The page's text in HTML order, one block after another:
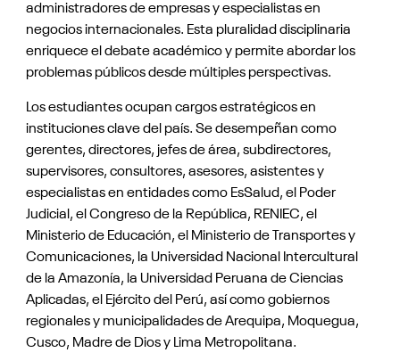
administradores de empresas y especialistas en
negocios internacionales. Esta pluralidad disciplinaria
enriquece el debate académico y permite abordar los
problemas públicos desde múltiples perspectivas.
Los estudiantes ocupan cargos estratégicos en
instituciones clave del país. Se desempeñan como
gerentes, directores, jefes de área, subdirectores,
supervisores, consultores, asesores, asistentes y
especialistas en entidades como EsSalud, el Poder
Judicial, el Congreso de la República, RENIEC, el
Ministerio de Educación, el Ministerio de Transportes y
Comunicaciones, la Universidad Nacional Intercultural
de la Amazonía, la Universidad Peruana de Ciencias
Aplicadas, el Ejército del Perú, así como gobiernos
regionales y municipalidades de Arequipa, Moquegua,
Cusco, Madre de Dios y Lima Metropolitana.